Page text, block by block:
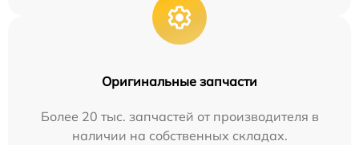
Оригинальные запчасти
Более 20 тыс. запчастей от производителя в
наличии на собственных складах.